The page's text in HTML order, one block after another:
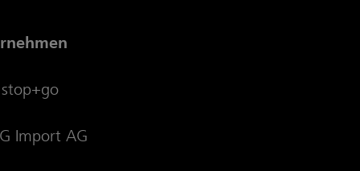
Import AG